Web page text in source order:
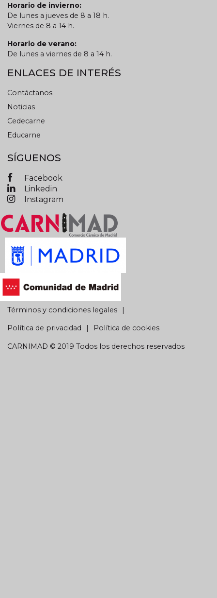
Horario de invierno:
De lunes a jueves de 8 a 18 h.
Viernes de 8 a 14 h.
Horario de verano:
De lunes a viernes de 8 a 14 h.
ENLACES DE INTERÉS
Contáctanos
Noticias
Cedecarne
Educarne
SÍGUENOS
Facebook
Linkedin
Instagram
Términos y condiciones legales
Política de privacidad Política de cookies
CARNIMAD © 2019 Todos los derechos reservados